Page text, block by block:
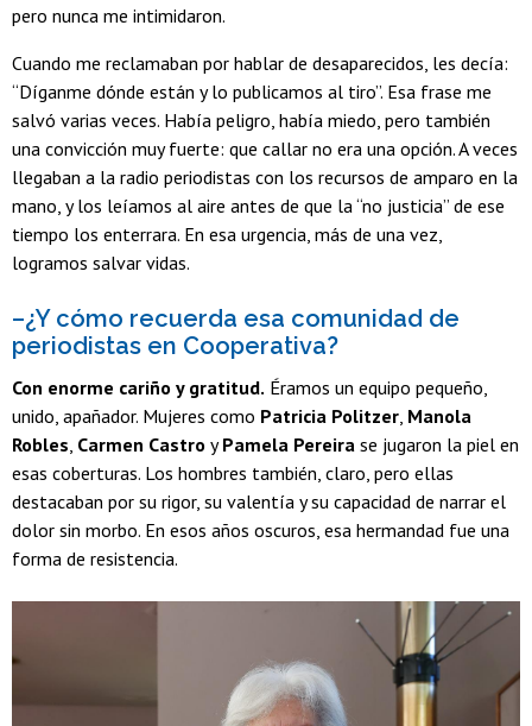
pero nunca me intimidaron.
Cuando me reclamaban por hablar de desaparecidos, les decía:
“Díganme dónde están y lo publicamos al tiro”. Esa frase me
salvó varias veces. Había peligro, había miedo, pero también
una convicción muy fuerte: que callar no era una opción. A veces
llegaban a la radio periodistas con los recursos de amparo en la
mano, y los leíamos al aire antes de que la “no justicia” de ese
tiempo los enterrara. En esa urgencia, más de una vez,
logramos salvar vidas.
–¿Y cómo recuerda esa comunidad de
periodistas en Cooperativa?
Con enorme cariño y gratitud. Éramos un equipo pequeño,
unido, apañador. Mujeres como Patricia Politzer, Manola
Robles, Carmen Castro yPamela Pereira se jugaron la piel en
esas coberturas. Los hombres también, claro, pero ellas
destacaban por su rigor, su valentía y su capacidad de narrar el
dolor sin morbo. En esos años oscuros, esa hermandad fue una
forma de resistencia.